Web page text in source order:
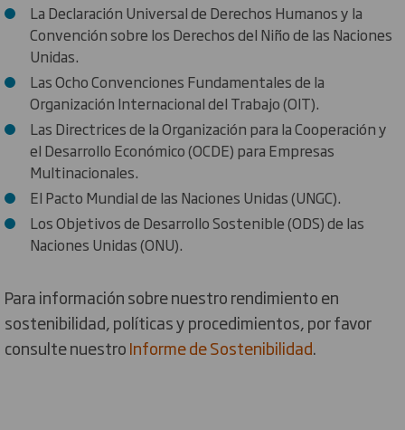
La Declaración Universal de Derechos Humanos y la
Convención sobre los Derechos del Niño de las Naciones
Unidas.
Las Ocho Convenciones Fundamentales de la
Organización Internacional del Trabajo (OIT).
Las Directrices de la Organización para la Cooperación y
el Desarrollo Económico (OCDE) para Empresas
Multinacionales.
El Pacto Mundial de las Naciones Unidas (UNGC).
Los Objetivos de Desarrollo Sostenible (ODS) de las
Naciones Unidas (ONU).
Para información sobre nuestro rendimiento en
sostenibilidad, políticas y procedimientos, por favor
consulte nuestroInforme de Sostenibilidad.